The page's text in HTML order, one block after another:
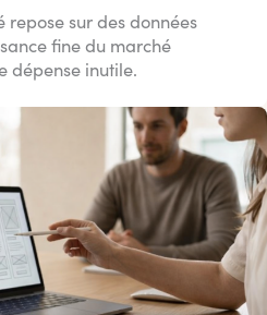
sur des données
fine du marché
dépense inutile.